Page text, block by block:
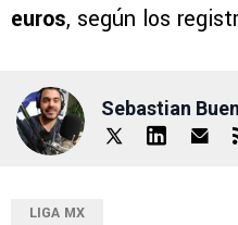
euros, según los
Sebastian
LIGA MX